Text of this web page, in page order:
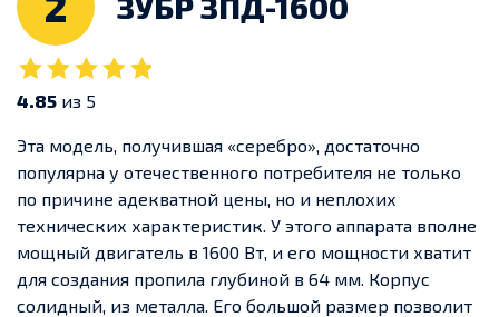
4.85 из 5
Эта модель, получившая «серебро», достаточно
популярна у отечественного потребителя не только
по причине адекватной цены, но и неплохих
технических характеристик. У этого аппарата вполне
мощный двигатель в 1600 Вт, и его мощности хватит
для создания пропила глубиной в 64 мм. Корпус
солидный, из металла. Его большой размер позволит